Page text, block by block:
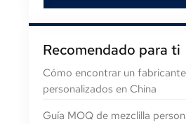
Recomendado para ti
Cómo encontrar un
personalizados en China
Guía MOQ de mezclilla